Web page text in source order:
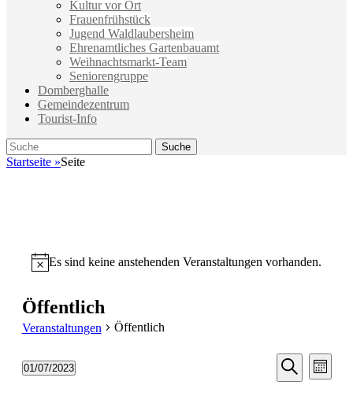
Kultur vor Ort
Frauenfrühstück
Jugend Waldlaubersheim
Ehrenamtliches Gartenbauamt
Weihnachtsmarkt-Team
Seniorengruppe
Domberghalle
Gemeindezentrum
Tourist-Info
Suche
Suche
nach:
Startseite »Seite
Hinweis
Es sind keine anstehenden Veranstaltungen vorhanden.
Öffentlich
Veranstaltungen Öffentlich
Suche
Suche
Monat
01/07/2023